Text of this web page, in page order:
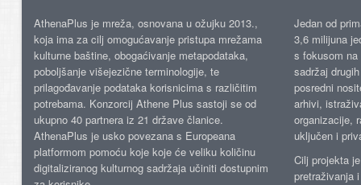
AthenaPlus je mreža, osnovana u ožujku 2013.,
koja ima za cilj omogućavanje pristupa mrežama
kulturne baštine, obogaćivanje metapodataka,
poboljšanje višejezične terminologije, te
prilagođavanje podataka korisnicima s različitim
potrebama. Konzorcij Athene Plus sastoji se od
ukupno 40 partnera iz 21 države članice.
AthenaPlus je usko povezana s Europeana
platformom pomoću koje koje će veliku količinu
digitaliziranog kulturnog sadržaja učiniti dostupnim
Jedan od
3,6 milijuna
s fokusom
sadržaj
posredni
arhivi,
organizacije,
uključen i
Cilj projekta
pretraživanja